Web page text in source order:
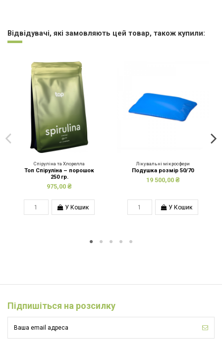
Відвідувачі, які замовляють цей товар, також купили:
Спіруліна та Хлорелла
Топ Спіруліна – порошок
250 гр.
975,00 ₴
У Кошик
Лікувальні мікросфери
Подушка розмір 50/70
19 500,00 ₴
У Кошик
Підпишіться на розсилку